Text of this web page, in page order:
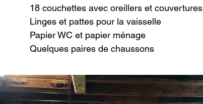
18 couchettes avec oreillers et couvertures
Linges et pattes pour la vaisselle
Papier WC et papier ménage
Quelques paires de chaussons